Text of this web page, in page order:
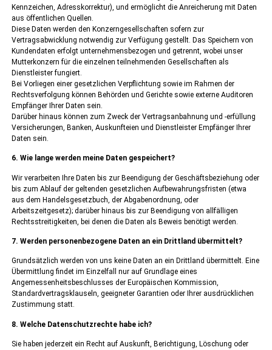
Kennzeichen, Adresskorrektur), und ermöglicht die Anreicherung mit Daten
aus öffentlichen Quellen.
Diese Daten werden den Konzerngesellschaften sofern zur
Vertragsabwicklung notwendig zur Verfügung gestellt. Das Speichern von
Kundendaten erfolgt unternehmensbezogen und getrennt, wobei unser
Mutterkonzern für die einzelnen teilnehmenden Gesellschaften als
Dienstleister fungiert.
Bei Vorliegen einer gesetzlichen Verpflichtung sowie im Rahmen der
Rechtsverfolgung können Behörden und Gerichte sowie externe Auditoren
Empfänger Ihrer Daten sein.
Darüber hinaus können zum Zweck der Vertragsanbahnung und -erfüllung
Versicherungen, Banken, Auskunfteien und Dienstleister Empfänger Ihrer
Daten sein.
6. Wie lange werden meine Daten gespeichert?
Wir verarbeiten Ihre Daten bis zur Beendigung der Geschäftsbeziehung oder
bis zum Ablauf der geltenden gesetzlichen Aufbewahrungsfristen (etwa
aus dem Handelsgesetzbuch, der Abgabenordnung, oder
Arbeitszeitgesetz); darüber hinaus bis zur Beendigung von allfälligen
Rechtsstreitigkeiten, bei denen die Daten als Beweis benötigt werden.
7. Werden personenbezogene Daten an ein Drittland übermittelt?
Grundsätzlich werden von uns keine Daten an ein Drittland übermittelt. Eine
Übermittlung findet im Einzelfall nur auf Grundlage eines
Angemessenheitsbeschlusses der Europäischen Kommission,
Standardvertragsklauseln, geeigneter Garantien oder Ihrer ausdrücklichen
Zustimmung statt.
8. Welche Datenschutzrechte habe ich?
Sie haben jederzeit ein Recht auf Auskunft, Berichtigung, Löschung oder